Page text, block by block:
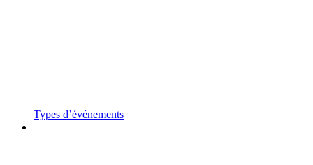
Types d’événements